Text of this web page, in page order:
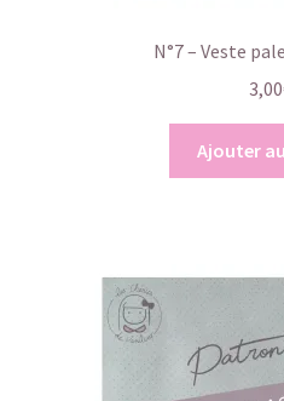
N°7 – Veste
3,00
Ajouter